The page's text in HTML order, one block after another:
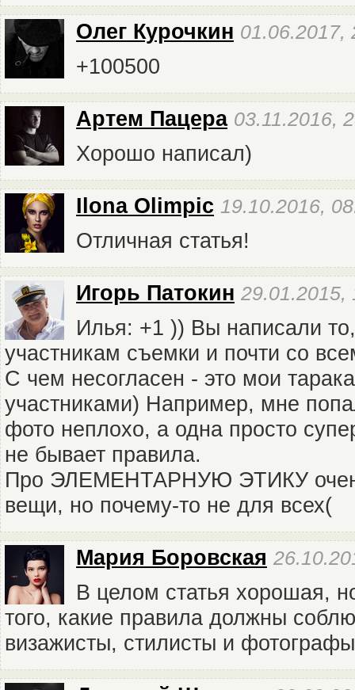
Олег Курочкин 01.06.2017,
+100500
Артем Пацера 03.11.2016,
Хорошо написал)
Ilona Olimpic 19.10.2016,
Отличная статья!
Игорь Патокин 29.01.2015,
Илья: +1 )) Вы написали
участникам съемки и почти со
С чем несогласен - это мои
участниками) Например, мне
фото неплохо, а одна просто
не бывает правила.
Про ЭЛЕМЕНТАРНУЮ ЭТИКУ
вещи, но почему-то не для всех(
Мария Боровская
В целом статья хорошая,
того, какие правила должны
визажисты, стилисты и